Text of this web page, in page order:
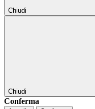
Chiudi
Chiudi
Conferma